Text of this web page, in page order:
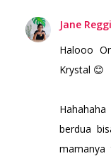
Jane
Halooo
Krystal 😊
berdua